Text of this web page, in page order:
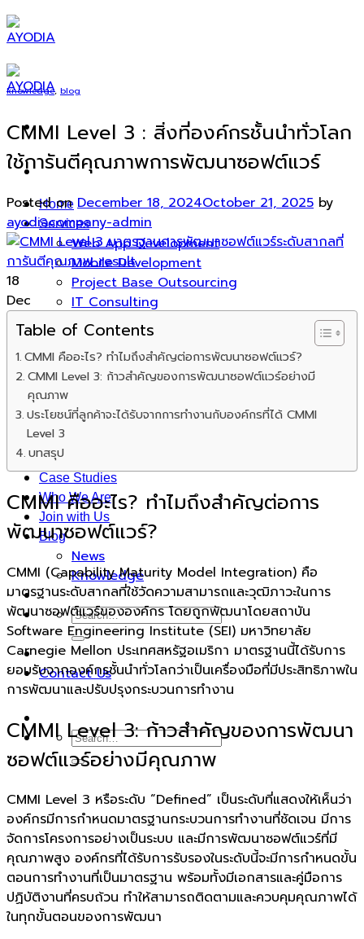
Skip
to
Home
Services
Web App Development
Mobile Development
Project Base Outsourcing
IT Consulting
IT Solutions
Enterprise AI Solution
Products
Advance Technology Human Resource
Hospital Advantage Operation System
Case Studies
Who We Are
Join with Us
Blog
News
Knowledge
Contact Us
knowledge, blog
CMMI Level 3 : สิ่งที่องค์กรชั้นนำทั่วโลก
ใช้การันตีคุณภาพการพัฒนาซอฟต์แวร์
Posted onDecember 18, 2024October 21, 2025 by
ayodiacompany-admin
18
Dec
Table of Contents
CMMI คืออะไร? ทำไมถึงสำคัญต่อการพัฒนาซอฟต์แวร์?
CMMI Level 3: ก้าวสำคัญของการพัฒนาซอฟต์แวร์อย่างมี
คุณภาพ
ประโยชน์ที่ลูกค้าจะได้รับจากการทำงานกับองค์กรที่ได้ CMMI
Level 3
บทสรุป
CMMI คืออะไร? ทำไมถึงสำคัญต่อการ
พัฒนาซอฟต์แวร์?
CMMI (Capability Maturity Model Integration) คือ
มาตรฐานระดับสากลที่ใช้วัดความสามารถและวุฒิภาวะในการ
พัฒนาซอฟต์แวร์ขององค์กร โดยถูกพัฒนาโดยสถาบัน
Software Engineering Institute (SEI) มหาวิทยาลัย
Carnegie Mellon ประเทศสหรัฐอเมริกา มาตรฐานนี้ได้รับการ
ยอมรับจากองค์กรชั้นนำทั่วโลกว่าเป็นเครื่องมือที่มีประสิทธิภาพใน
การพัฒนาและปรับปรุงกระบวนการทำงาน
CMMI Level 3: ก้าวสำคัญของการพัฒนา
ซอฟต์แวร์อย่างมีคุณภาพ
CMMI Level 3 หรือระดับ “Defined” เป็นระดับที่แสดงให้เห็นว่า
องค์กรมีการกำหนดมาตรฐานกระบวนการทำงานที่ชัดเจน มีการ
จัดการโครงการอย่างเป็นระบบ และมีการพัฒนาซอฟต์แวร์ที่มี
คุณภาพสูง องค์กรที่ได้รับการรับรองในระดับนี้จะมีการกำหนดขั้น
ตอนการทำงานที่เป็นมาตรฐาน พร้อมทั้งมีเอกสารและคู่มือการ
ปฏิบัติงานที่ครบถ้วน ทำให้สามารถติดตามและควบคุมคุณภาพได้
ในทุกขั้นตอนของการพัฒนา